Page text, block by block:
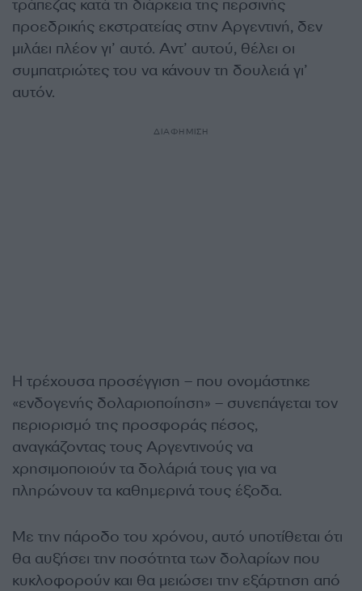
τράπεζας κατά τη διάρκεια της περσινής
προεδρικής εκστρατείας στην Αργεντινή, δεν
μιλάει πλέον γι’ αυτό. Αντ’ αυτού, θέλει οι
συμπατριώτες του να κάνουν τη δουλειά γι’
αυτόν.
ΔΙΑΦΗΜΙΣΗ
Η τρέχουσα προσέγγιση – που ονομάστηκε
«ενδογενής δολαριοποίηση» – συνεπάγεται τον
περιορισμό της προσφοράς πέσος,
αναγκάζοντας τους Αργεντινούς να
χρησιμοποιούν τα δολάριά τους για να
πληρώνουν τα καθημερινά τους έξοδα.
Με την πάροδο του χρόνου, αυτό υποτίθεται ότι
θα αυξήσει την ποσότητα των δολαρίων που
κυκλοφορούν και θα μειώσει την εξάρτηση από